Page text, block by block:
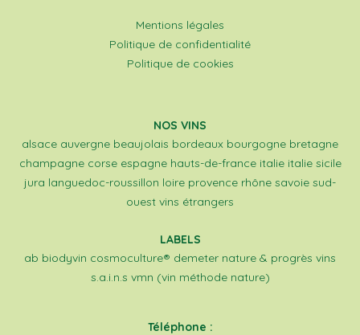
Mentions légales
Politique de confidentialité
Politique de cookies
NOS VINS
alsace auvergne beaujolais bordeaux bourgogne bretagne
champagne corse espagne hauts-de-france italie italie sicile
jura languedoc-roussillon loire provence rhône savoie sud-
ouest vins étrangers
LABELS
ab biodyvin cosmoculture® demeter nature & progrès vins
s.a.i.n.s vmn (vin méthode nature)
Téléphone :